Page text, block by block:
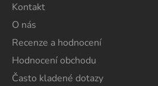
Kontakt
O nás
Recenze a hodnocení
Hodnocení obchodu
Často kladené dotazy